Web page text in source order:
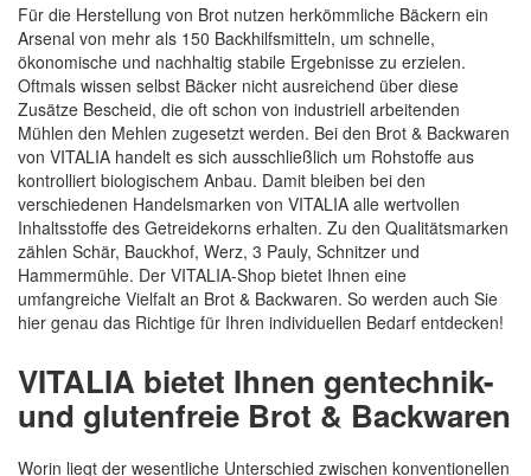
Für die Herstellung von Brot nutzen herkömmliche Bäckern ein
Arsenal von mehr als 150 Backhilfsmitteln, um schnelle,
ökonomische und nachhaltig stabile Ergebnisse zu erzielen.
Oftmals wissen selbst Bäcker nicht ausreichend über diese
Zusätze Bescheid, die oft schon von industriell arbeitenden
Mühlen den Mehlen zugesetzt werden. Bei den Brot & Backwaren
von VITALIA handelt es sich ausschließlich um Rohstoffe aus
kontrolliert biologischem Anbau. Damit bleiben bei den
verschiedenen Handelsmarken von VITALIA alle wertvollen
Inhaltsstoffe des Getreidekorns erhalten. Zu den Qualitätsmarken
zählen Schär, Bauckhof, Werz, 3 Pauly, Schnitzer und
Hammermühle. Der VITALIA-Shop bietet Ihnen eine
umfangreiche Vielfalt an Brot & Backwaren. So werden auch Sie
hier genau das Richtige für Ihren individuellen Bedarf entdecken!
VITALIA bietet Ihnen gentechnik-
und glutenfreie Brot & Backwaren
Worin liegt der wesentliche Unterschied zwischen konventionellen